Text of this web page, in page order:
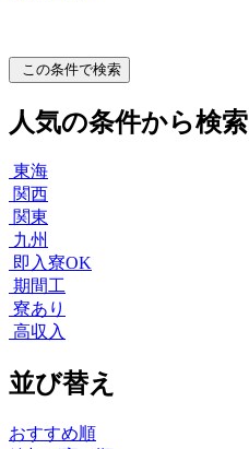
この条件で検索
人気の条件から検索
東海
関西
関東
九州
即入寮OK
期間工
寮あり
高収入
並び替え
おすすめ順